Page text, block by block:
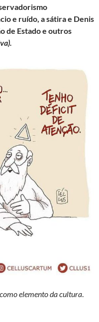
e ruído, a sátira e Denis
de Estado e outros
elemento da cultura.